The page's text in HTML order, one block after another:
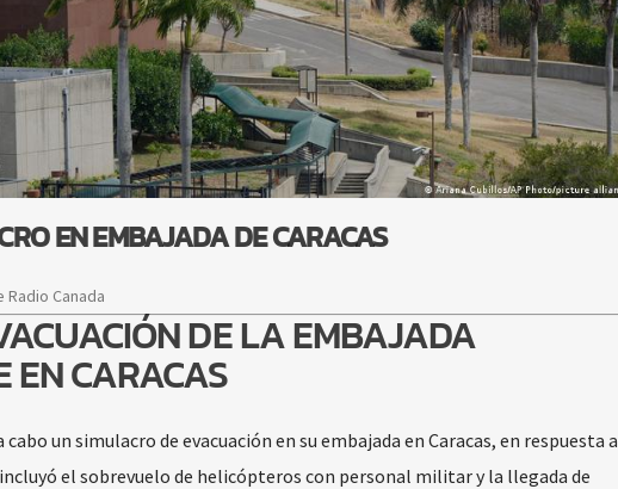
EN EMBAJADA DE CARACAS
Radio Canada
DE LA EMBAJADA
EN CARACAS
un simulacro de evacuación en su embajada en Caracas, en respuesta a
el sobrevuelo de helicópteros con personal militar y la llegada de